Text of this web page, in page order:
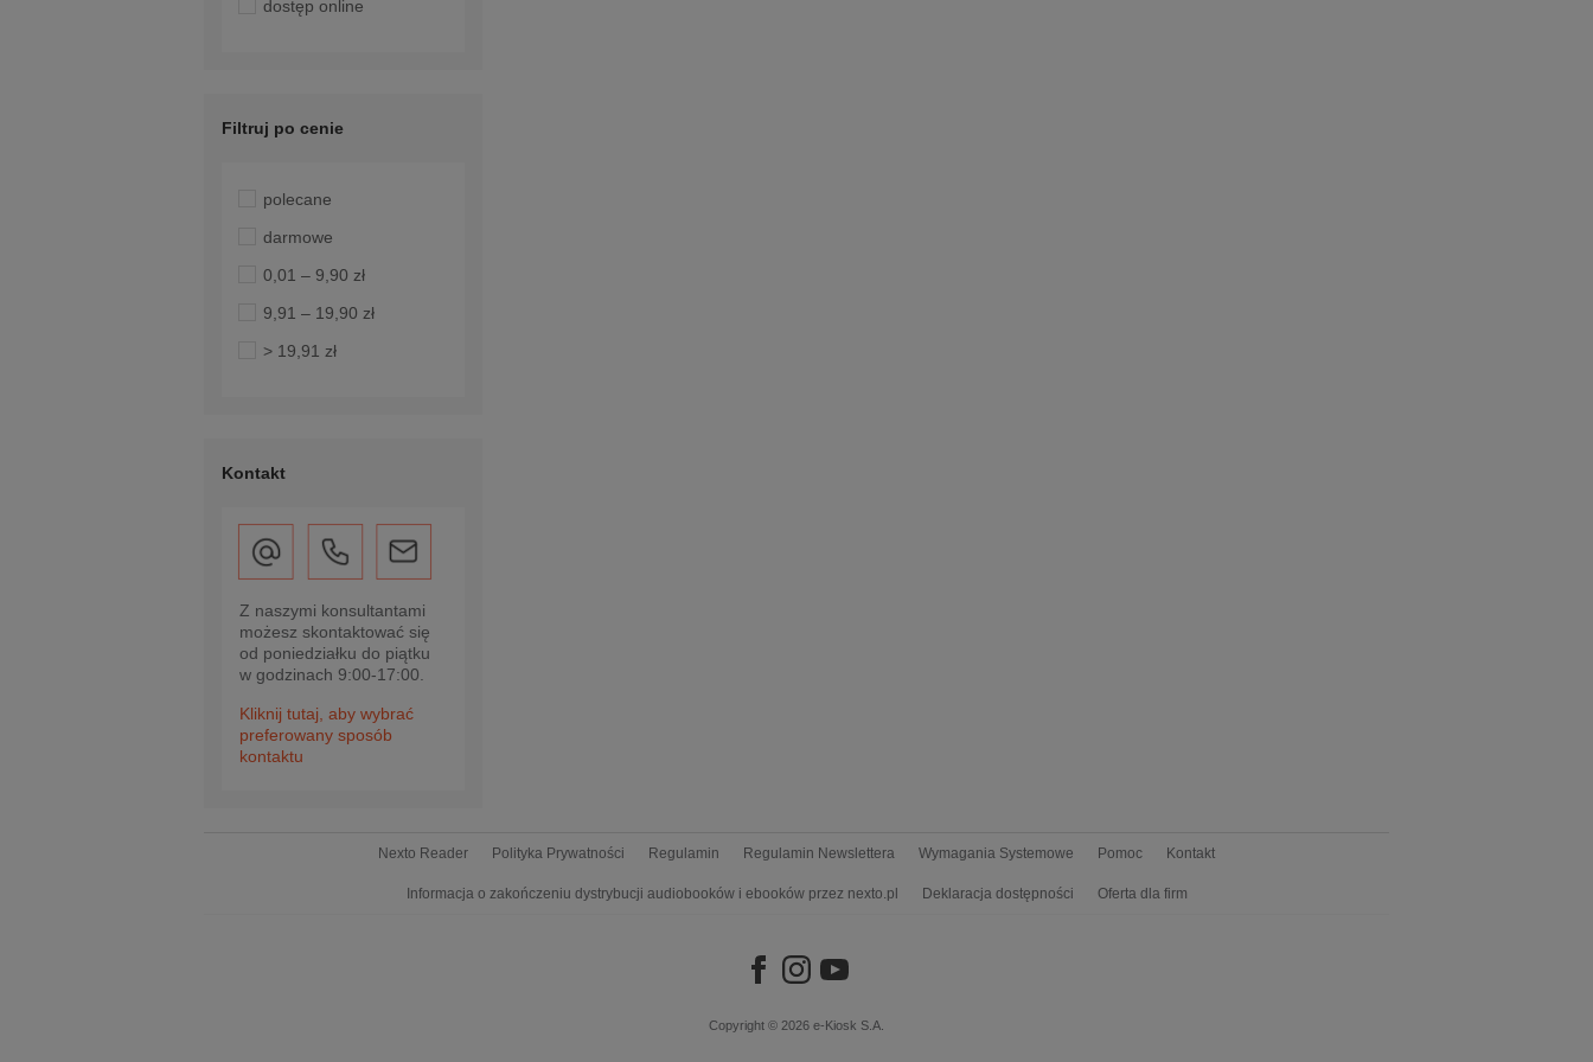
dostęp online
Filtruj po cenie
polecane
darmowe
0,01 – 9,90 zł
9,91 – 19,90 zł
> 19,91 zł
Kontakt
Z naszymi konsultantami
możesz skontaktować się
od poniedziałku do piątku
w godzinach 9:00-17:00.
Kliknij tutaj, aby wybrać
preferowany sposób
kontaktu
Nexto Reader Polityka Prywatności Regulamin Regulamin Newslettera Wymagania Systemowe Pomoc Kontakt
Informacja o zakończeniu dystrybucji audiobooków i ebooków przez nexto.pl Deklaracja dostępności Oferta dla firm
Copyright © 2026 e-Kiosk S.A.